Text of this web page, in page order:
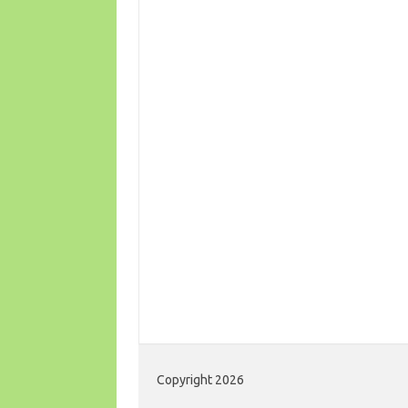
Copyright 2026